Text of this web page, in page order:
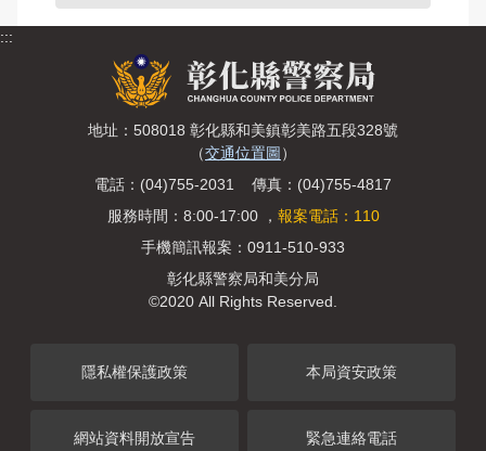
:::
地址：508018 彰化縣和美鎮彰美路五段328號
（交通位置圖 ）
電話：(04)755-2031 傳真：(04)755-4817
服務時間：8:00-17:00 ， 報案電話：110
手機簡訊報案：0911-510-933
彰化縣警察局和美分局
©2020 All Rights Reserved.
隱私權保護政策 本局資安政策
網站資料開放宣告 緊急連絡電話